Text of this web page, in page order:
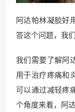
阿达帕林凝胶好
答这个问题，我
我们需要了解阿
用于治疗疼痛和
可以通过减轻疼
个角度来看，阿